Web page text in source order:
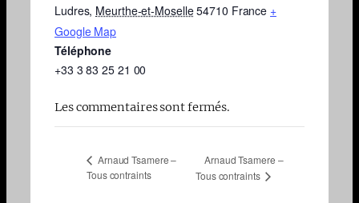
Ludres, Meurthe-et-Moselle54710 France +
Google Map
Téléphone
+33 3 83 25 21 00
Les commentaires sont fermés.
Arnaud Tsamere –
Tous contraints
Arnaud Tsamere –
Tous contraints